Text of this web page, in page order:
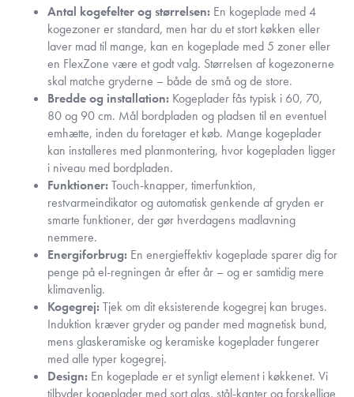
Antal kogefelter og størrelsen: En kogeplade med 4
kogezoner er standard, men har du et stort køkken eller
laver mad til mange, kan en kogeplade med 5 zoner eller
en FlexZone være et godt valg. Størrelsen af kogezonerne
skal matche gryderne – både de små og de store.
Bredde og installation: Kogeplader fås typisk i 60, 70,
80 og 90 cm. Mål bordpladen og pladsen til en eventuel
emhætte, inden du foretager et køb. Mange kogeplader
kan installeres med planmontering, hvor kogepladen ligger
i niveau med bordpladen.
Funktioner:Touch-knapper, timerfunktion,
restvarmeindikator og automatisk genkende af gryden er
smarte funktioner, der gør hverdagens madlavning
nemmere.
Energiforbrug: En energieffektiv kogeplade sparer dig for
penge på el-regningen år efter år – og er samtidig mere
klimavenlig.
Kogegrej:Tjek om dit eksisterende kogegrej kan bruges.
Induktion kræver gryder og pander med magnetisk bund,
mens glaskeramiske og keramiske kogeplader fungerer
med alle typer kogegrej.
Design: En kogeplade er et synligt element i køkkenet. Vi
tilbyder kogeplader med sort glas, stål-kanter og forskellige